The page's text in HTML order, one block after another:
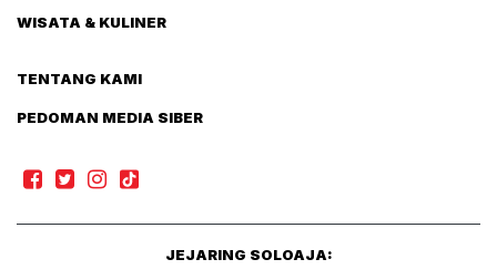
WISATA & KULINER
TENTANG KAMI
PEDOMAN MEDIA SIBER
JEJARING SOLOAJA: